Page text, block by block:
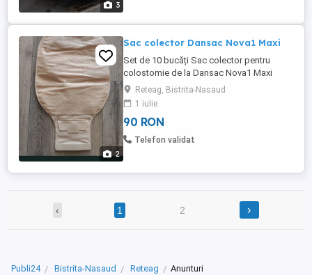
3
Asigurare CMR ...
2
Sac colector Dansac Nova1 Maxi
Set de 10 bucăți Sac colector pentru
colostomie de la Dansac Nova1 Maxi
easifold Mărimea 15-90mm
Reteag, Bistrita-Nasaud
1 iulie
90 RON
Telefon validat
‹ 1 2 ›
Publi24 Bistrita-Nasaud Reteag Anunturi